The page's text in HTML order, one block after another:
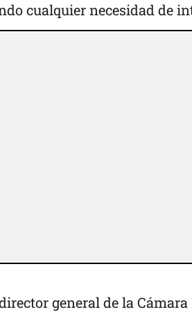
cualquier necesidad de
general de la